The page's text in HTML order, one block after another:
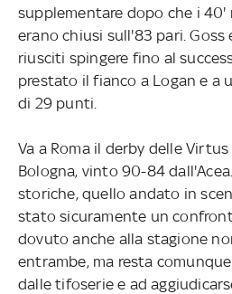
supplementare dopo che i 40'
erano chiusi sull'83 pari. Goss
riusciti spingere fino al
prestato il fianco a Logan e a
di 29 punti.
Va a Roma il derby delle
Bologna, vinto 90-84
storiche, quello andato in
stato sicuramente un
dovuto anche alla stagione
entrambe, ma resta
dalle tifoserie e ad